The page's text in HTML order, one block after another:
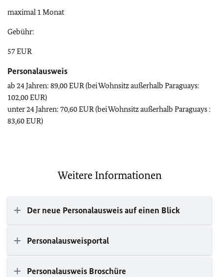
maximal 1 Monat
Gebühr:
57 EUR
Personalausweis
ab 24 Jahren: 89,00 EUR (bei Wohnsitz außerhalb Paraguays:
102,00 EUR)
unter 24 Jahren: 70,60 EUR (bei Wohnsitz außerhalb Paraguays :
83,60 EUR)
Weitere Informationen
Der neue Personalausweis auf einen Blick
Personalausweisportal
Personalausweis Broschüre